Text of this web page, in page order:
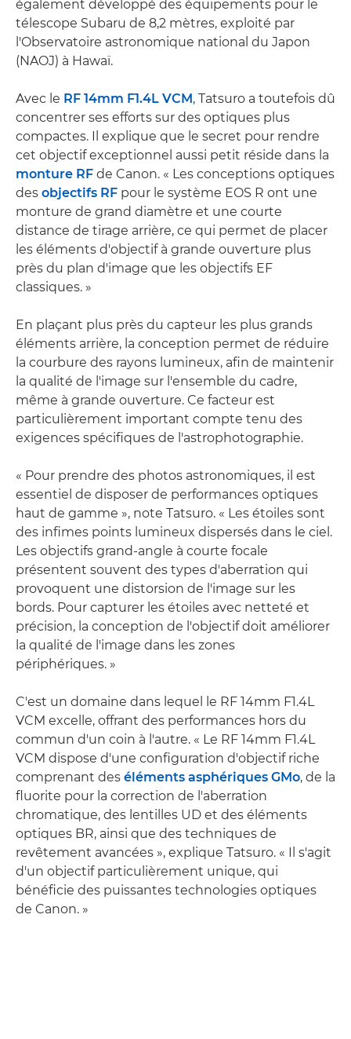
également développé des équipements pour le
télescope Subaru de 8,2 mètres, exploité par
l'Observatoire astronomique national du Japon
(NAOJ) à Hawaï.
Avec le RF 14mm F1.4L VCM, Tatsuro a toutefois dû
concentrer ses efforts sur des optiques plus
compactes. Il explique que le secret pour rendre
cet objectif exceptionnel aussi petit réside dans la
monture RF de Canon. « Les conceptions optiques
des objectifs RF pour le système EOS R ont une
monture de grand diamètre et une courte
distance de tirage arrière, ce qui permet de placer
les éléments d'objectif à grande ouverture plus
près du plan d'image que les objectifs EF
classiques. »
En plaçant plus près du capteur les plus grands
éléments arrière, la conception permet de réduire
la courbure des rayons lumineux, afin de maintenir
la qualité de l'image sur l'ensemble du cadre,
même à grande ouverture. Ce facteur est
particulièrement important compte tenu des
exigences spécifiques de l'astrophotographie.
« Pour prendre des photos astronomiques, il est
essentiel de disposer de performances optiques
haut de gamme », note Tatsuro. « Les étoiles sont
des infimes points lumineux dispersés dans le ciel.
Les objectifs grand-angle à courte focale
présentent souvent des types d'aberration qui
provoquent une distorsion de l'image sur les
bords. Pour capturer les étoiles avec netteté et
précision, la conception de l'objectif doit améliorer
la qualité de l'image dans les zones
périphériques. »
C'est un domaine dans lequel le RF 14mm F1.4L
VCM excelle, offrant des performances hors du
commun d'un coin à l'autre. « Le RF 14mm F1.4L
VCM dispose d'une configuration d'objectif riche
comprenant des éléments asphériques GMo, de la
fluorite pour la correction de l'aberration
chromatique, des lentilles UD et des éléments
optiques BR, ainsi que des techniques de
revêtement avancées », explique Tatsuro. « Il s'agit
d'un objectif particulièrement unique, qui
bénéficie des puissantes technologies optiques
de Canon. »